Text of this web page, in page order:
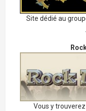
Site dédié au
Vous y